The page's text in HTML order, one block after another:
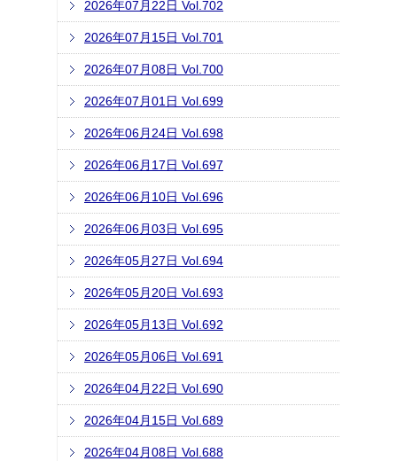
2026年07月22日 Vol.702
2026年07月15日 Vol.701
2026年07月08日 Vol.700
2026年07月01日 Vol.699
2026年06月24日 Vol.698
2026年06月17日 Vol.697
2026年06月10日 Vol.696
2026年06月03日 Vol.695
2026年05月27日 Vol.694
2026年05月20日 Vol.693
2026年05月13日 Vol.692
2026年05月06日 Vol.691
2026年04月22日 Vol.690
2026年04月15日 Vol.689
2026年04月08日 Vol.688